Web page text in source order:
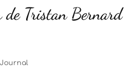
Tristan Bernard
Journal